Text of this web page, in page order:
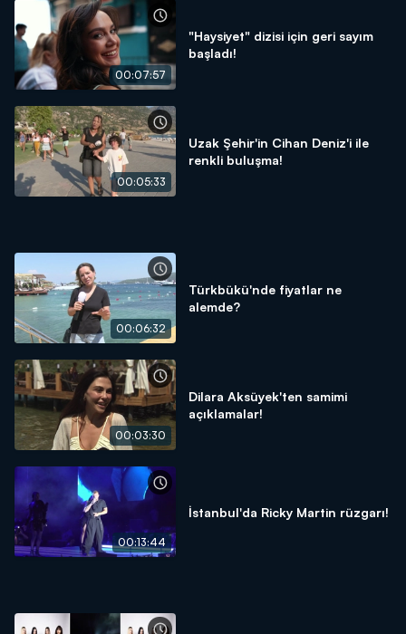
00:07:57
"Haysiyet" dizisi için geri sayım
başladı!
00:05:33
Uzak Şehir'in Cihan Deniz'i ile
renkli buluşma!
00:06:32
Türkbükü'nde fiyatlar ne
alemde?
00:03:30
Dilara Aksüyek'ten samimi
açıklamalar!
00:13:44
İstanbul'da Ricky Martin rüzgarı!